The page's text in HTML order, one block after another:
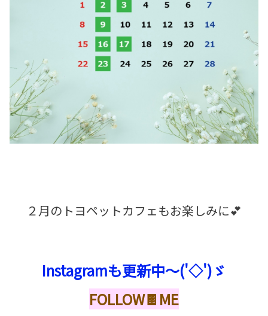
２月のトヨペットカフェもお楽しみに💕
Instagramも更新中～('◇')ゞ
FOLLOW🍫ME